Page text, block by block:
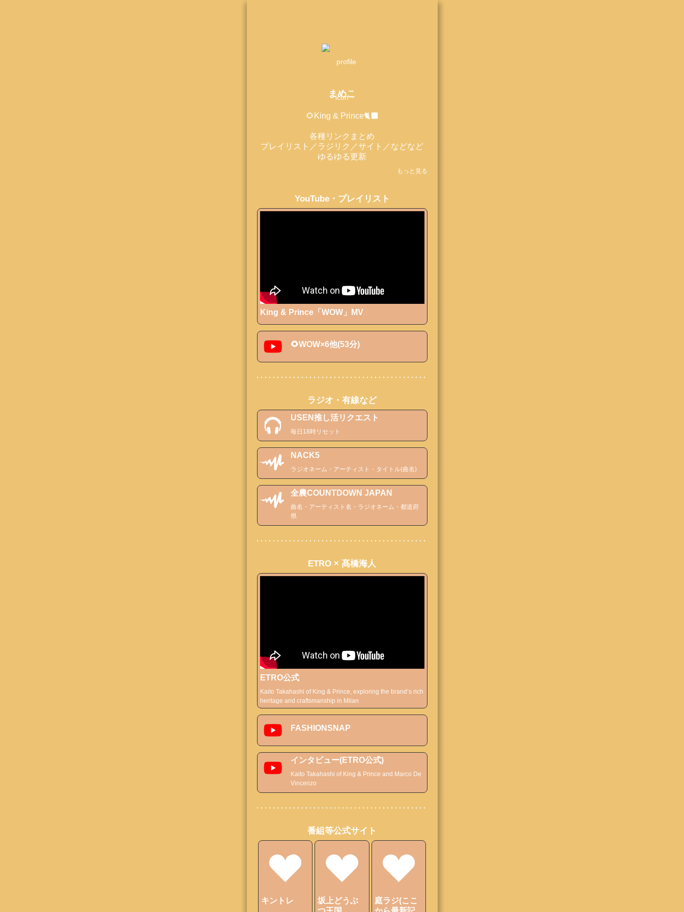
まめこ
🌻King & Prince🐈‍⬛
各種リンクまとめ
プレイリスト／ラジリク／サイト／などなど
ゆるゆる更新
もっと見る
YouTube・プレイリスト
King & Prince「WOW」MV
🌻WOW×6他(53分)
ラジオ・有線など
USEN推し活リクエスト
毎日18時リセット
NACK5
ラジオネーム・アーティスト・タイトル(曲名)
全農COUNTDOWN JAPAN
曲名・アーティスト名・ラジオネーム・都道府
県
ETRO × 髙橋海人
ETRO公式
Kaito Takahashi of King & Prince, exploring the brand’s rich
heritage and craftsmanship in Milan
FASHIONSNAP
インタビュー(ETRO公式)
Kaito Takahashi of King & Prince and Marco De
Vincenzo
番組等公式サイト
キントレ
坂上どうぶ
庭ラジ(ここ